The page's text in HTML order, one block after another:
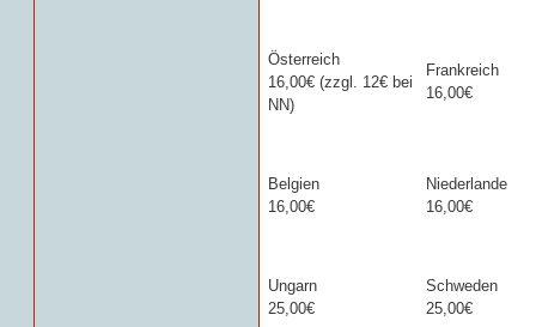
Österreich
16,00€ (zzgl. 12€ bei
NN)
Frankreich
16,00€
Belgien
16,00€
Niederlande
16,00€
Ungarn
25,00€
Schweden
25,00€